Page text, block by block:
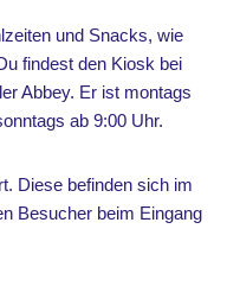
und Snacks, wie
findest den Kiosk bei
Abbey. Er ist montags
ab 9:00 Uhr.
Diese befinden sich im
Besucher beim Eingang